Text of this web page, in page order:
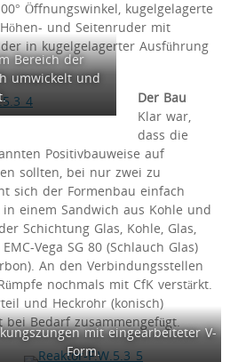
Öffnungswinkel, kugelgelagerte
und Seitenruder mit
in kugelgelagerter Ausführung
Bereich der
umwickelt und
Der Bau
Klar war,
dass die
Positivbauweise auf
sollten, bei nur zwei zu
sich der Formenbau einfach
einem Sandwich aus Kohle und
Schichtung Glas, Kohle, Glas,
Vega SG 80 (Schlauch Glas)
An den Verbindungsstellen
nochmals mit CfK verstärkt.
und Heckrohr (konisch)
Bedarf zusammengefügt.
mit eingearbeiteter V-
Form.